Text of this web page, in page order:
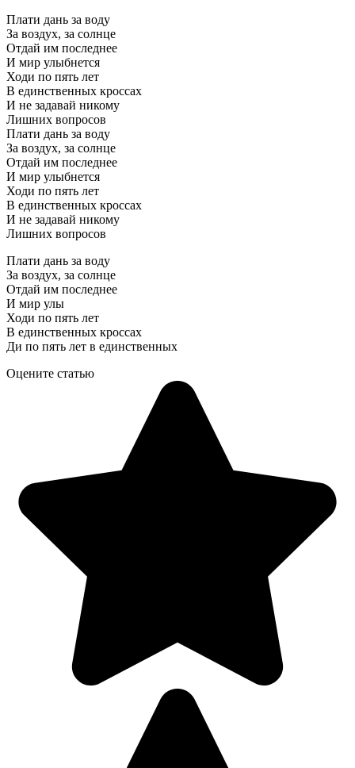
Плати дань за воду
За воздух, за солнце
Отдай им последнее
И мир улыбнется
Ходи по пять лет
В единственных кроссах
И не задавай никому
Лишних вопросов
Плати дань за воду
За воздух, за солнце
Отдай им последнее
И мир улыбнется
Ходи по пять лет
В единственных кроссах
И не задавай никому
Лишних вопросов
Плати дань за воду
За воздух, за солнце
Отдай им последнее
И мир улы
Ходи по пять лет
В единственных кроссах
Ди по пять лет в единственных
Оцените статью